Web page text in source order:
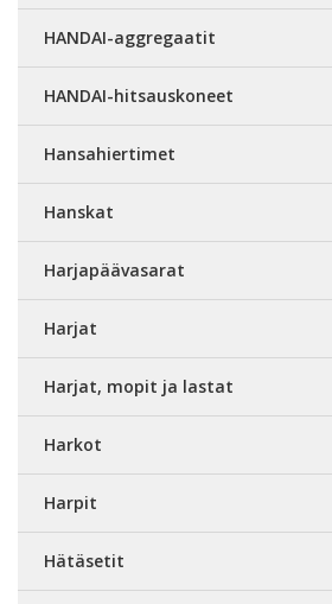
HANDAI-aggregaatit
HANDAI-hitsauskoneet
Hansahiertimet
Hanskat
Harjapäävasarat
Harjat
Harjat, mopit ja lastat
Harkot
Harpit
Hätäsetit